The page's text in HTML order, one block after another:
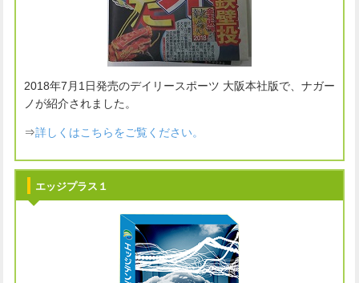
2018年7月1日発売のデイリースポーツ 大阪本社版で、ナガー
ノが紹介されました。
⇒詳しくはこちらをご覧ください。
エッジプラス１